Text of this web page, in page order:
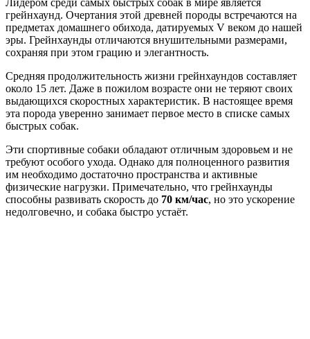
Лидером среди самых быстрых собак в мире является
грейнхаунд. Очертания этой древней породы встречаются на
предметах домашнего обихода, датируемых V веком до нашей
эры. Грейнхаунды отличаются внушительными размерами,
сохраняя при этом грацию и элегантность.
Средняя продолжительность жизни грейнхаундов составляет
около 15 лет. Даже в пожилом возрасте они не теряют своих
выдающихся скоростных характеристик. В настоящее время
эта порода уверенно занимает первое место в списке самых
быстрых собак.
Эти спортивные собаки обладают отличным здоровьем и не
требуют особого ухода. Однако для полноценного развития
им необходимо достаточно пространства и активные
физические нагрузки. Примечательно, что грейнхаунды
способны развивать скорость до 70 км/час, но это ускорение
недолговечно, и собака быстро устаёт.